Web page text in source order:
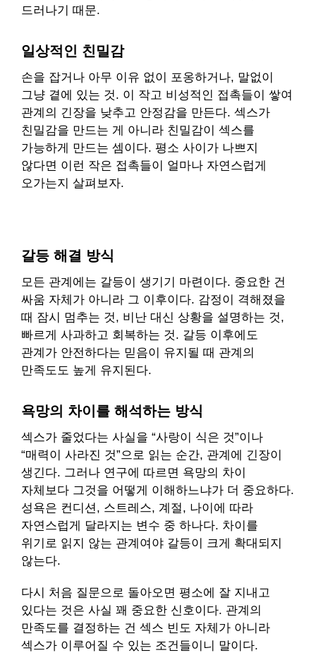
드러나기 때문.
일상적인 친밀감
손을 잡거나 아무 이유 없이 포옹하거나, 말없이
그냥 곁에 있는 것. 이 작고 비성적인 접촉들이 쌓여
관계의 긴장을 낮추고 안정감을 만든다. 섹스가
친밀감을 만드는 게 아니라 친밀감이 섹스를
가능하게 만드는 셈이다. 평소 사이가 나쁘지
않다면 이런 작은 접촉들이 얼마나 자연스럽게
오가는지 살펴보자.
갈등 해결 방식
모든 관계에는 갈등이 생기기 마련이다. 중요한 건
싸움 자체가 아니라 그 이후이다. 감정이 격해졌을
때 잠시 멈추는 것, 비난 대신 상황을 설명하는 것,
빠르게 사과하고 회복하는 것. 갈등 이후에도
관계가 안전하다는 믿음이 유지될 때 관계의
만족도도 높게 유지된다.
욕망의 차이를 해석하는 방식
섹스가 줄었다는 사실을 “사랑이 식은 것”이나
“매력이 사라진 것”으로 읽는 순간, 관계에 긴장이
생긴다. 그러나 연구에 따르면 욕망의 차이
자체보다 그것을 어떻게 이해하느냐가 더 중요하다.
성욕은 컨디션, 스트레스, 계절, 나이에 따라
자연스럽게 달라지는 변수 중 하나다. 차이를
위기로 읽지 않는 관계여야 갈등이 크게 확대되지
않는다.
다시 처음 질문으로 돌아오면 평소에 잘 지내고
있다는 것은 사실 꽤 중요한 신호이다. 관계의
만족도를 결정하는 건 섹스 빈도 자체가 아니라
섹스가 이루어질 수 있는 조건들이니 말이다.